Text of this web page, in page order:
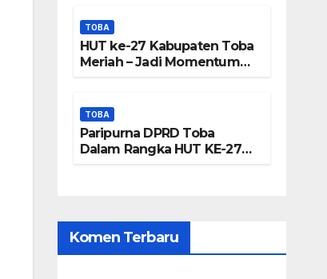
Pardede :
Kami Tidak
DTA – Tanda
Tangan
Dipalsukan
TOBA
HUT ke-27 Kabupaten Toba
Meriah – Jadi Momentum
Danau Toba
TOBA
Paripurna DPRD Toba
Dalam Rangka HUT KE-27
Komen Terbaru